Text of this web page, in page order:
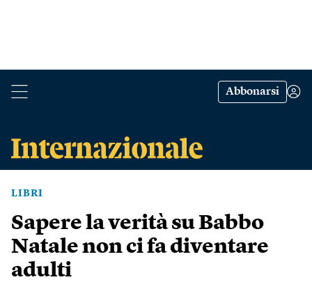
Abbonarsi
LIBRI
Sapere la verità su Babbo
Natale non ci fa diventare
adulti